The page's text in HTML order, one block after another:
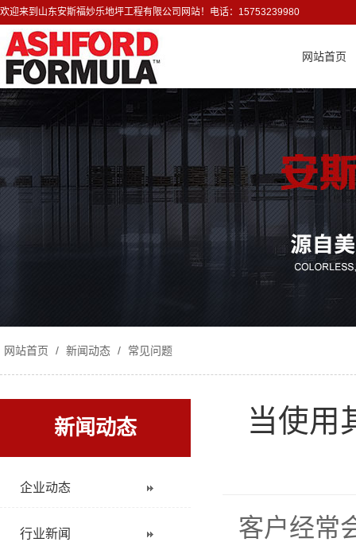
欢迎来到山东安斯福妙乐地坪工程有限公司网站！电话：15753239980
网站首页
网站首页 / 新闻动态 / 常见问题
新闻动态
企业动态
行业新闻
当使用
客户经常